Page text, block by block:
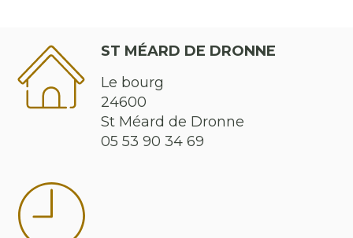
ST MÉARD DE DRONNE
Le bourg
24600
St Méard de Dronne
05 53 90 34 69